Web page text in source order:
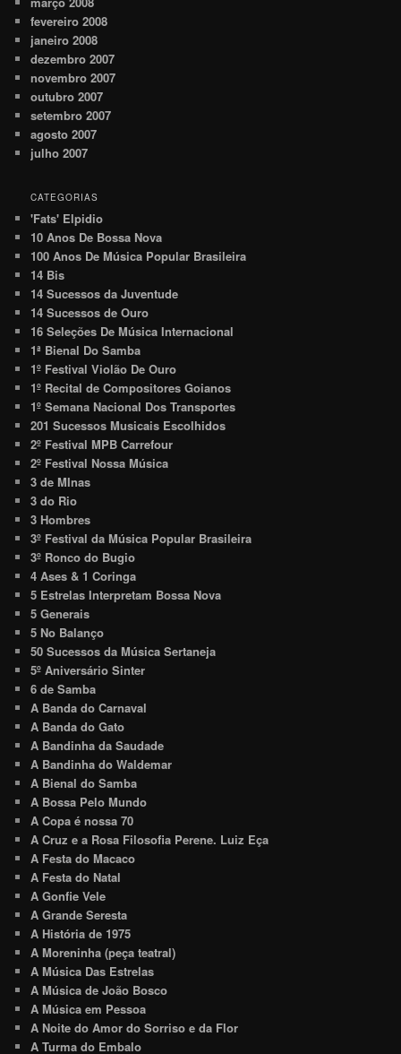
fevereiro 2008
janeiro 2008
dezembro 2007
novembro 2007
outubro 2007
setembro 2007
agosto 2007
julho 2007
CATEGORIAS
'Fats' Elpidio
10 Anos De Bossa Nova
100 Anos De Música Popular Brasileira
14 Bis
14 Sucessos da Juventude
14 Sucessos de Ouro
16 Seleções De Música Internacional
1ª Bienal Do Samba
1º Festival Violão De Ouro
1º Recital de Compositores Goianos
1º Semana Nacional Dos Transportes
201 Sucessos Musicais Escolhidos
2º Festival MPB Carrefour
2º Festival Nossa Música
3 de MInas
3 do Rio
3 Hombres
3º Festival da Música Popular Brasileira
3º Ronco do Bugio
4 Ases & 1 Coringa
5 Estrelas Interpretam Bossa Nova
5 Generais
5 No Balanço
50 Sucessos da Música Sertaneja
5º Aniversário Sinter
6 de Samba
A Banda do Carnaval
A Banda do Gato
A Bandinha da Saudade
A Bandinha do Waldemar
A Bienal do Samba
A Bossa Pelo Mundo
A Copa é nossa 70
A Cruz e a Rosa Filosofia Perene. Luiz Eça
A Festa do Macaco
A Festa do Natal
A Gonfie Vele
A Grande Seresta
A História de 1975
A Moreninha (peça teatral)
A Música Das Estrelas
A Música de João Bosco
A Música em Pessoa
A Noite do Amor do Sorriso e da Flor
A Turma do Embalo